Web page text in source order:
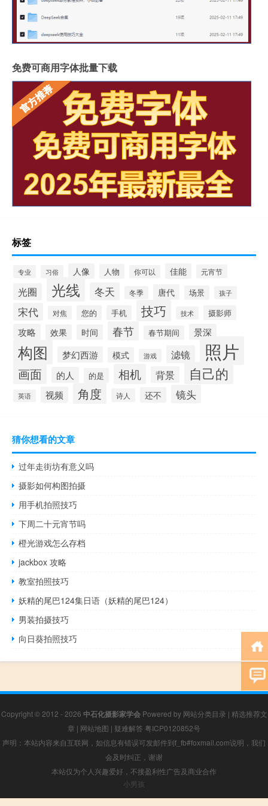
免费可商用字体批量下载
标签
专业 习俗 人像 人物 你可以 佳能 元宵节
光圈 光线 冬天 冬季 唐代 场景 孩子
宋代 对焦 您的 手机 技巧 技术 摄影师
攻略 效果 时间 春节 春节期间 景深
构图 梦幻西游 模式 游戏 滤镜 照片
画面 的人 的是 相机 背景 自己的
英语 视频 角度 诗人 还不 镜头
猜你想看的文章
过年走街坊有意义吗
摄影如何构图拍摄
用手机拍照技巧
下周二十元宵节吗
橙光游戏怎么存档
jackbox 攻略
教室拍照技巧
妖精的尾巴124集日语（妖精的尾巴124）
男装拍摄技巧
向日葵拍照技巧
Copyright © 2012 - 2026 中石化摄影家学会Powered by 网站分类目录 | 精选推荐文
章 | 网站地图 | 疑难解答 粤ICP0120852号
声明：本站内容来自互联网，如信息有错误可发邮件到f_fb#foxmail.com说明，我们
会及时纠正，谢谢
本站仅为个人兴趣爱好，不接盈利性广告及商业合作
小男孩